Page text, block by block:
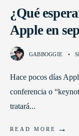
¿Qué
Apple en
GABBOGGIE •
Hace pocos días
conferencia o
tratará...
READ MORE →